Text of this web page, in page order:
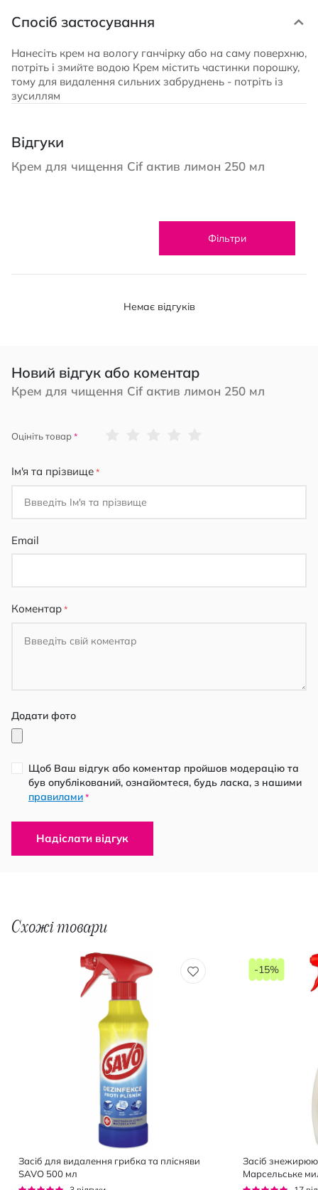
Спосіб застосування
Нанесіть крем на вологу ганчірку або на саму поверхню,
потріть і змийте водою Крем містить частинки порошку,
тому для видалення сильних забруднень - потріть із
зусиллям
Відгуки
Крем для чищення Cif актив лимон 250 мл
Фільтри
Немає відгуків
Новий відгук або коментар
Крем для чищення Cif актив лимон 250 мл
Оцініть товар
Ім'я та прізвище
Email
Коментар
Додати фото
Щоб Ваш відгук або коментар пройшов модерацію та
був опублікований, ознайомтеся, будь ласка, з нашими
правилами *
Надіслати відгук
Схожі товари
Засіб для видалення грибка та плісняви
SAVO 500 мл
Засіб
Марсельське
-15%